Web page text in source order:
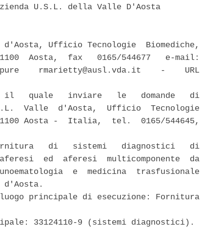
U.S.L. della Valle D'Aosta
Ufficio Tecnologie  Biomediche,
Aosta,  fax   0165/544677   e-mail:
rmarietty@ausl.vda.it    -    URL
quale   inviare   le   domande   di
Valle  d'Aosta,  Ufficio  Tecnologie
Aosta -  Italia,  tel.  0165/544645,
di   sistemi   diagnostici   di
ed  aferesi  multicomponente  da
e  medicina  trasfusionale
d'Aosta.
principale di esecuzione: Fornitura
33124110-9 (sistemi diagnostici).